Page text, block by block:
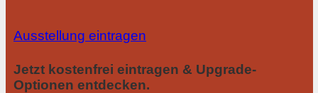
Ausstellung eintragen
Jetzt kostenfrei eintragen & Upgrade-
Optionen entdecken.